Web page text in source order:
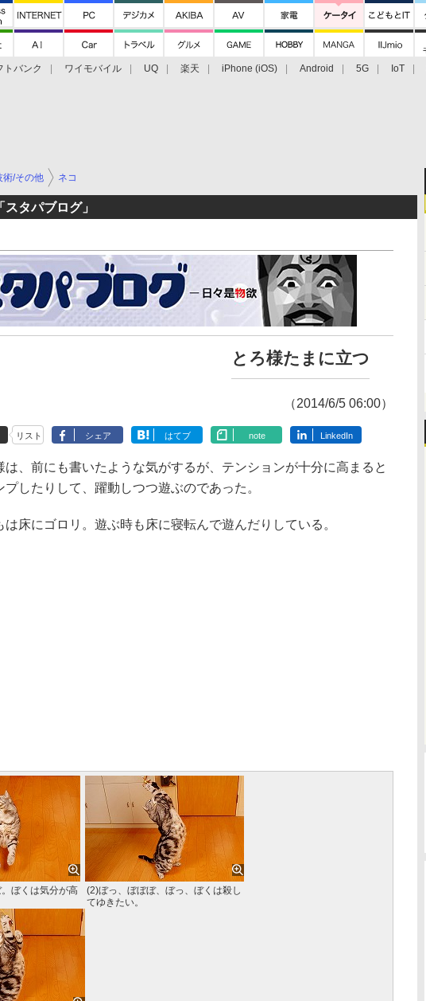
トバンク ワイモバイル UQ 楽天 iPhone (iOS) Android 5G IoT
術/その他 ネコ
タパブログ」
とろ様たまに立つ
（2014/6/5 06:00）
リスト シェア はてブ note LinkedIn
、前にも書いたような気がするが、テンションが十分に高まると
プしたりして、躍動しつつ遊ぶのであった。
床にゴロリ。遊ぶ時も床に寝転んで遊んだりしている。
ぼくは気分が高
(2)ぼっ、ぼぼぼ、ぼっ、ぼくは殺し
てゆきたい。